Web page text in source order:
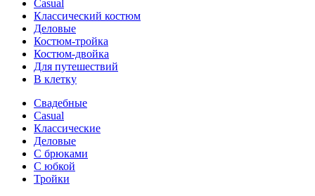
Casual
Классический костюм
Деловые
Костюм-тройка
Костюм-двойка
Для путешествий
В клетку
Свадебные
Casual
Классические
Деловые
С брюками
С юбкой
Тройки